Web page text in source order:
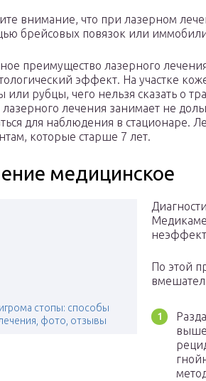
внимание, что при лазерном
брейсовых повязок или
преимущество лазерного
эффект. На участке
рубцы, чего нельзя сказать о
лечения занимает не
для наблюдения в стационаре.
которые старше 7 лет.
медицинское
стопы: способы
фото, отзывы
По этой